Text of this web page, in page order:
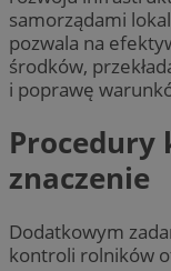
samorządami
pozwala na
środków,
i poprawę
Procedury
znaczenie
Dodatkowym
kontroli rolników